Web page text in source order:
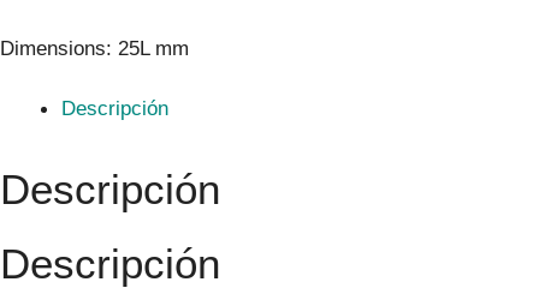
Dimensions: 25L mm
Descripción
Descripción
Descripción